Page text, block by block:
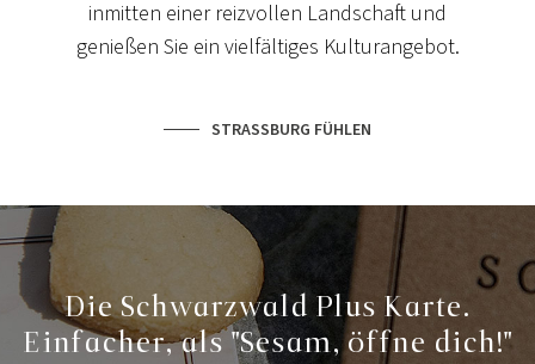
inmitten einer reizvollen Landschaft und
genießen Sie ein vielfältiges Kulturangebot.
STRASSBURG FÜHLEN
Die Schwarzwald Plus Karte.
Einfacher, als "Sesam, öffne dich!"